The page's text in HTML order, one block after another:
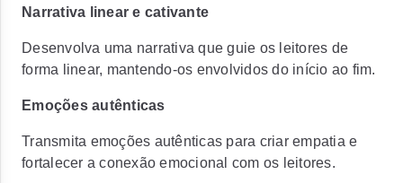
Narrativa linear e cativante
Desenvolva uma narrativa que guie os leitores de
forma linear, mantendo-os envolvidos do início ao fim.
Emoções autênticas
Transmita emoções autênticas para criar empatia e
fortalecer a conexão emocional com os leitores.